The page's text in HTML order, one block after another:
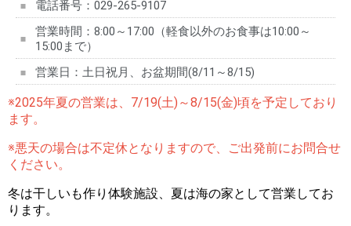
電話番号：029-265-9107
営業時間：8:00～17:00（軽食以外のお食事は10:00～
15:00まで）
営業日：土日祝月、お盆期間(8/11～8/15)
※2025年夏の営業は、7/19(土)～8/15(金)頃を予定しており
ます。
※悪天の場合は不定休となりますので、ご出発前にお問合せ
ください。
冬は干しいも作り体験施設、夏は海の家として営業してお
ります。